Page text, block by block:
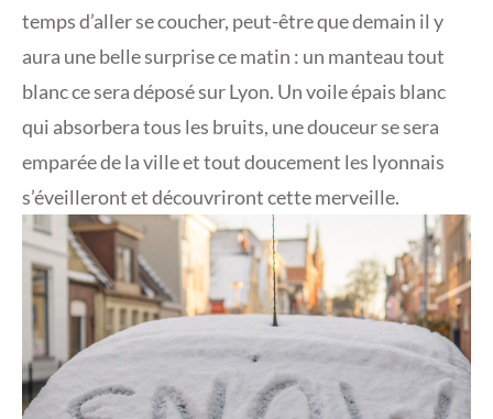
S
2
0
8
temps d’aller se coucher, peut-être que demain il y
aura une belle surprise ce matin : un manteau tout
blanc ce sera déposé sur Lyon. Un voile épais blanc
qui absorbera tous les bruits, une douceur se sera
emparée de la ville et tout doucement les lyonnais
s’éveilleront et découvriront cette merveille.